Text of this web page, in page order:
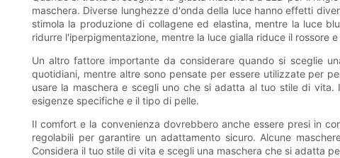
maschera. Diverse lunghezze d'onda della luce hanno effetti
stimola la produzione di collagene ed elastina, mentre la luce
ridurre l'iperpigmentazione, mentre la luce gialla riduce il rossore
Un altro fattore importante da considerare quando si sceglie
quotidiani, mentre altre sono pensate per essere utilizzate per
usare la maschera e scegli uno che si adatta al tuo stile di
esigenze specifiche e il tipo di pelle.
Il comfort e la convenienza dovrebbero anche essere presi in
regolabili per garantire un adattamento sicuro. Alcune
Considera il tuo stile di vita e scegli una maschera che si adatta